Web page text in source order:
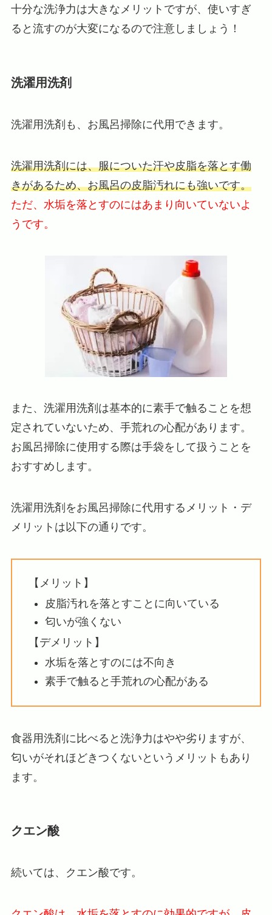
十分な洗浄力は大きなメリットですが、使いすぎ
ると流すのが大変になるので注意しましょう！
洗濯用洗剤
洗濯用洗剤も、お風呂掃除に代用できます。
洗濯用洗剤には、服についた汗や皮脂を落とす働
きがあるため、お風呂の皮脂汚れにも強いです。
ただ、水垢を落とすのにはあまり向いていないよ
うです。
また、洗濯用洗剤は基本的に素手で触ることを想
定されていないため、手荒れの心配があります。
お風呂掃除に使用する際は手袋をして扱うことを
おすすめします。
洗濯用洗剤をお風呂掃除に代用するメリット・デ
メリットは以下の通りです。
【メリット】
皮脂汚れを落とすことに向いている
匂いが強くない
【デメリット】
水垢を落とすのには不向き
素手で触ると手荒れの心配がある
食器用洗剤に比べると洗浄力はやや劣りますが、
匂いがそれほどきつくないというメリットもあり
ます。
クエン酸
続いては、クエン酸です。